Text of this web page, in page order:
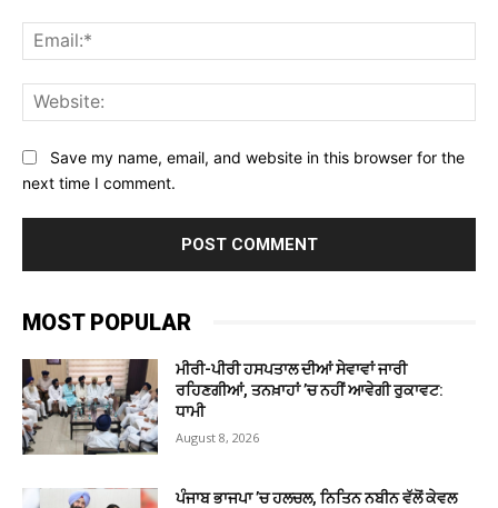
Save my name, email, and website in this browser for the
next time I comment.
MOST POPULAR
ਮੀਰੀ-ਪੀਰੀ ਹਸਪਤਾਲ ਦੀਆਂ ਸੇਵਾਵਾਂ ਜਾਰੀ
ਰਹਿਣਗੀਆਂ, ਤਨਖ਼ਾਹਾਂ ’ਚ ਨਹੀਂ ਆਵੇਗੀ ਰੁਕਾਵਟ:
ਧਾਮੀ
August 8, 2026
ਪੰਜਾਬ ਭਾਜਪਾ ’ਚ ਹਲਚਲ, ਨਿਤਿਨ ਨਬੀਨ ਵੱਲੋਂ ਕੇਵਲ